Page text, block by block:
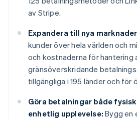
av Stripe.
Expandera till nya
kunder över hela världen och
och kostnaderna för hantering
gränsöverskridande
tillgängliga i 195 länder och för
Göra betalningar både
enhetlig upplevelse: Bygg en